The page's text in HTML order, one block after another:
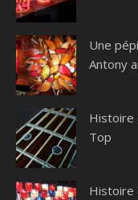
Une
Antony
Histoire
Top
Histoire